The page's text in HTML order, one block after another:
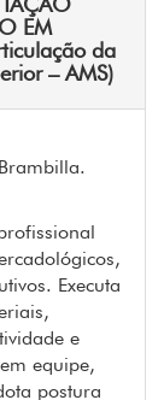
EM
da
– AMS)
Executa
e
equipe,
postura